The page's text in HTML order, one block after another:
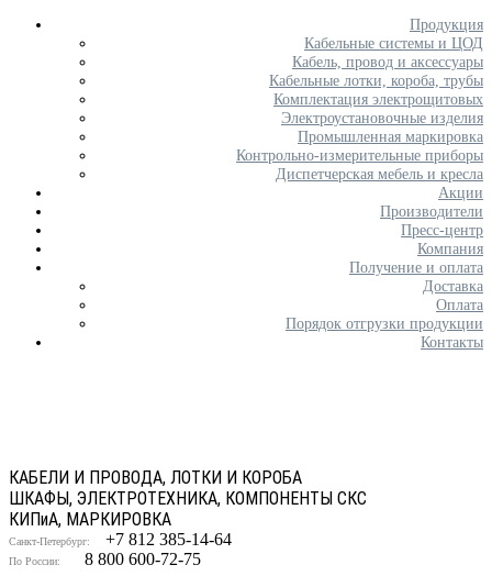
Продукция
Кабельные системы и ЦОД
Кабель, провод и аксессуары
Кабельные лотки, короба, трубы
Комплектация электрощитовых
Электроустановочные изделия
Промышленная маркировка
Контрольно-измерительные приборы
Диспетчерская мебель и кресла
Акции
Производители
Пресс-центр
Компания
Получение и оплата
Доставка
Оплата
Порядок отгрузки продукции
Контакты
КАБЕЛИ И ПРОВОДА, ЛОТКИ И КОРОБА
ШКАФЫ, ЭЛЕКТРОТЕХНИКА, КОМПОНЕНТЫ СКС
КИПиА, МАРКИРОВКА
Санкт-Петербург: +7 812 385-14-64
По России: 8 800 600-72-75